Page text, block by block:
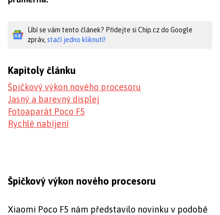
Líbí se vám tento článek? Přidejte si Chip.cz do Google
zpráv, stačí jedno kliknutí!
Kapitoly článku
Špičkový výkon nového procesoru
Jasný a barevný displej
Fotoaparát Poco F5
Rychlé nabíjení
Špičkový výkon nového procesoru
Xiaomi Poco F5 nám představilo novinku v podobě